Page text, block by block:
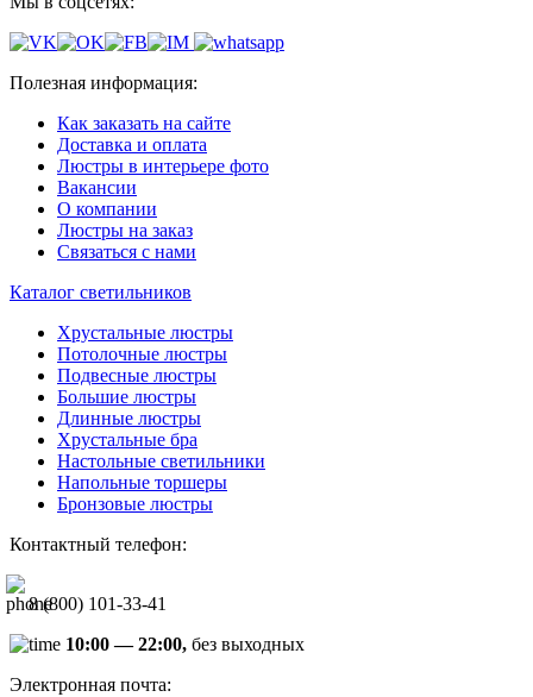
Полезная информация:
Как заказать на сайте
Доставка и оплата
Люстры в интерьере фото
Вакансии
О компании
Люстры на заказ
Связаться с нами
Каталог светильников
Хрустальные люстры
Потолочные люстры
Подвесные люстры
Большие люстры
Длинные люстры
Хрустальные бра
Настольные светильники
Напольные торшеры
Бронзовые люстры
Контактный телефон:
8 (800) 101-33-41
10:00 — 22:00, без выходных
Электронная почта: